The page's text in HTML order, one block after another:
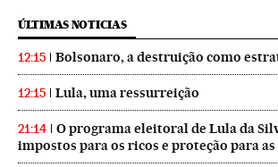
ÚLTIMAS NOTICIAS
12:15 Bolsonaro, a destruição como
12:15 Lula, uma ressurreição
21:14
O programa eleitoral de Lula da
impostos para os ricos e proteção para